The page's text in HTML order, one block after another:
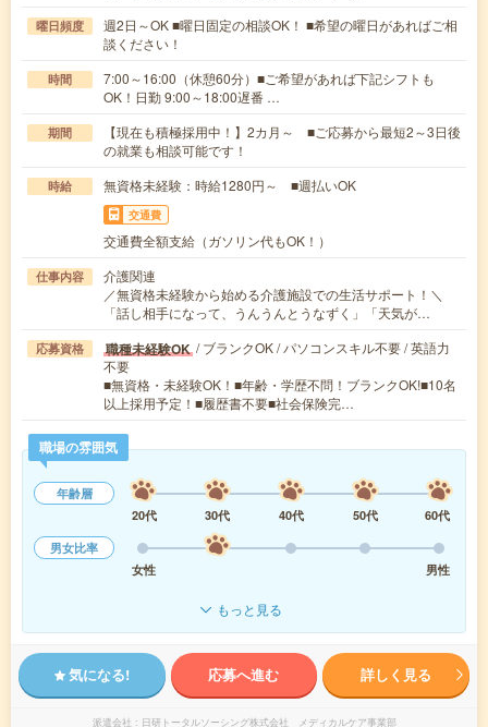
曜日頻度
週2日～OK ■曜日固定の相談OK！ ■希望の曜日があればご相
談ください！
時間
7:00～16:00（休憩60分）■ご希望があれば下記シフトも
OK！日勤 9:00～18:00遅番 …
期間
【現在も積極採用中！】2カ月～ ■ご応募から最短2～3日後
の就業も相談可能です！
時給 無資格未経験：時給1280円～ ■週払いOK
交通費
交通費全額支給（ガソリン代もOK！）
仕事内容
介護関連
／無資格未経験から始める介護施設での生活サポート！＼
「話し相手になって、うんうんとうなずく」「天気が…
応募資格 職種未経験OK / ブランクOK / パソコンスキル不要 / 英語力
不要
■無資格・未経験OK！■年齢・学歴不問！ブランクOK!■10名
以上採用予定！■履歴書不要■社会保険完…
職場の雰囲気
年齢層
20代
30代 40代 50代
60代
男女比率
女性
男性
もっと見る
気になる! 応募へ進む 詳しく見る
派遣会社 日研トータルソーシング株式会社 メディカルケア事業部